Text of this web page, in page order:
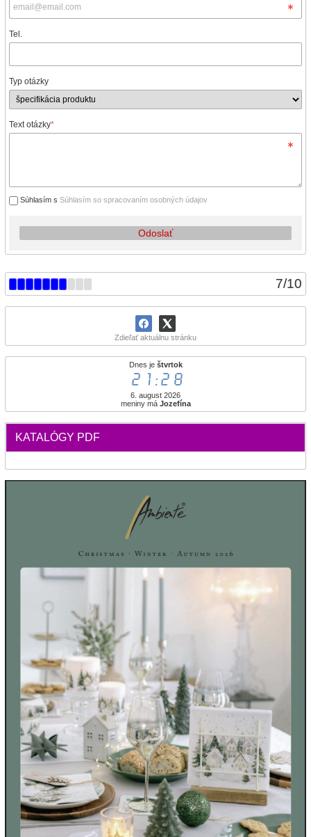
7/10
Zdieľať aktuálnu stránku
Dnes je štvrtok
21:28
6. august 2026
meniny má Jozefína
KATALÓGY PDF
Tel.
Typ otázky
Text otázky*
Súhlasím s Súhlasím so spracovaním osobných údajov
Odoslať